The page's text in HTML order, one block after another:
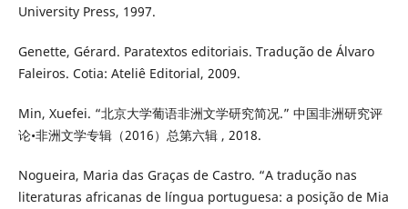
University Press, 1997.
Genette, Gérard. Paratextos editoriais. Tradução de Álvaro
Faleiros. Cotia: Ateliê Editorial, 2009.
Min, Xuefei. “北京大学葡语非洲文学研究简况.” 中国非洲研究评
论•非洲文学专辑（2016）总第六辑 , 2018.
Nogueira, Maria das Graças de Castro. “A tradução nas
literaturas africanas de língua portuguesa: a posição de Mia